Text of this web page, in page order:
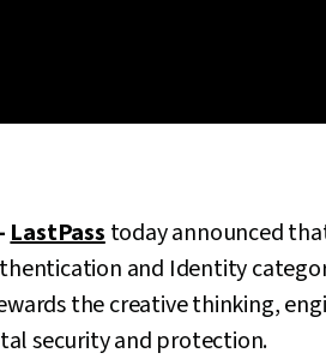
LastPasstoday announced
and Identity
the creative thinking,
security and protection.